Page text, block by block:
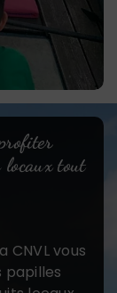
locaux tout
CNVL vous
papilles